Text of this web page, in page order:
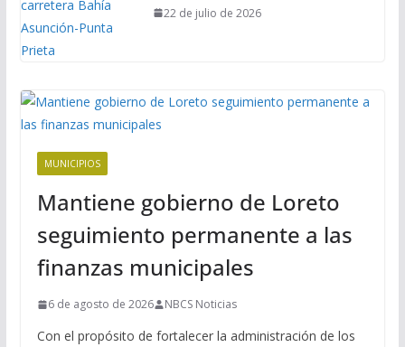
22 de julio de 2026
MUNICIPIOS
Mantiene gobierno de Loreto
seguimiento permanente a las
finanzas municipales
6 de agosto de 2026 NBCS Noticias
Con el propósito de fortalecer la administración de los